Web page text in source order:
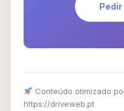
Conteúdo otimizado
https://driveweb.pt